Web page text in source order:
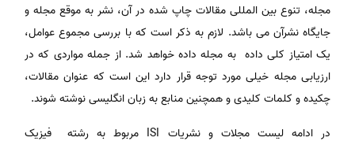
مجله، تنوع بین المللی مقالات چاپ شده در آن، نشر به موقع مجله و
جایگاه نشرآن می باشد. لازم به ذکر است که با بررسی مجموع عوامل،
یک امتیاز کلی داده به مجله داده خواهد شد. از جمله مواردی که در
ارزیابی مجله خیلی مورد توجه قرار دارد این است که عنوان مقالات،
چکیده و کلمات کلیدی و همچنین منابع به زبان انگلیسی نوشته شوند.
در ادامه لیست مجلات و نشریات ISI مربوط به رشته فیزیک